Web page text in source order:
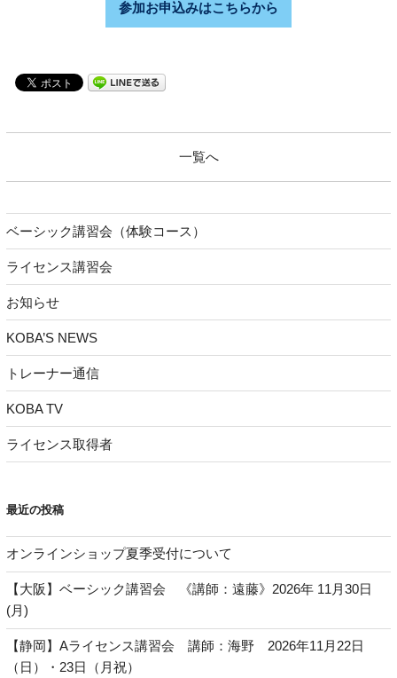
参加お申込みはこちらから
一覧へ
ベーシック講習会（体験コース）
ライセンス講習会
お知らせ
KOBA’S NEWS
トレーナー通信
KOBA TV
ライセンス取得者
最近の投稿
オンラインショップ夏季受付について
【大阪】ベーシック講習会 《講師：遠藤》2026年 11月30日
(月)
【静岡】Aライセンス講習会 講師：海野 2026年11月22日
（日）・23日（月祝）